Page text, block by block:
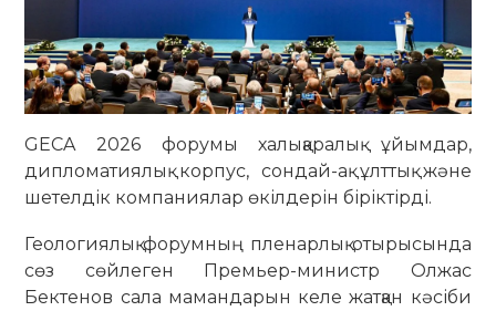
GECA 2026 форумы халықаралық ұйымдар,
дипломатиялық корпус, сондай-ақ ұлттық және
шетелдік компаниялар өкілдерін біріктірді.
Геологиялық форумның пленарлық отырысында
сөз сөйлеген Премьер-министр Олжас
Бектенов сала мамандарын келе жатқан кәсіби